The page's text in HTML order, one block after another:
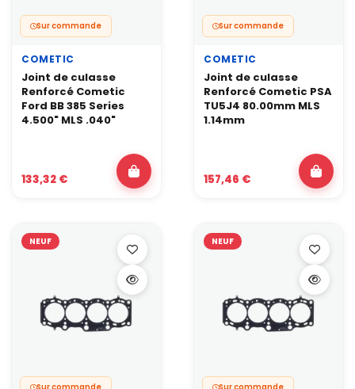
Sur commande
COMETIC
Joint de culasse
Renforcé Cometic
Ford BB 385 Series
4.500" MLS .040"
133,32 €
Sur commande
COMETIC
Joint de culasse
Renforcé Cometic PSA
TU5J4 80.00mm MLS
1.14mm
157,46 €
NEUF NEUF